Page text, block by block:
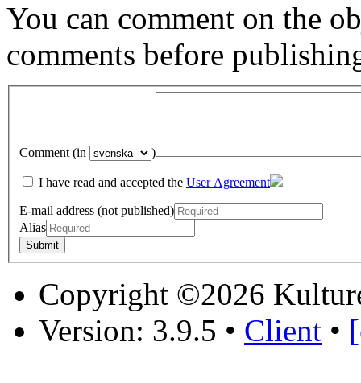
You can comment on the
comments before
Comment (in )
I have read and accepted the User Agreement
E-mail address (not published)
Alias
Copyright ©2026
Version: 3.9.5 • Client •